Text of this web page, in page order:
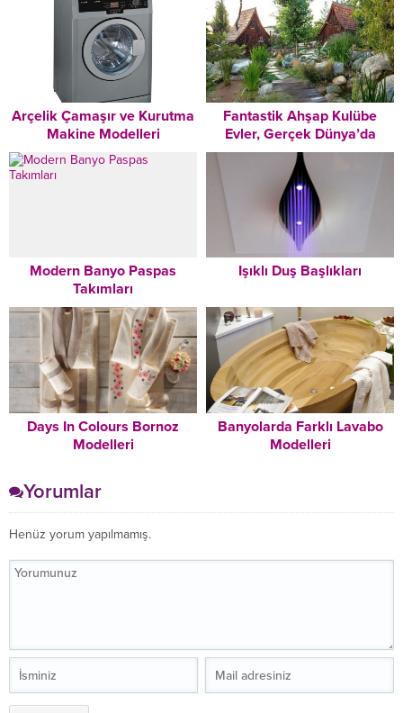
Arçelik Çamaşır ve Kurutma
Makine Modelleri
Fantastik Ahşap Kulübe
Evler, Gerçek Dünya’da
Modern Banyo Paspas
Takımları
Işıklı Duş Başlıkları
Days In Colours Bornoz
Modelleri
Banyolarda Farklı Lavabo
Modelleri
Yorumlar
Henüz yorum yapılmamış.